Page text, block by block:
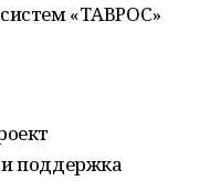
«ТАВРОС»
поддержка